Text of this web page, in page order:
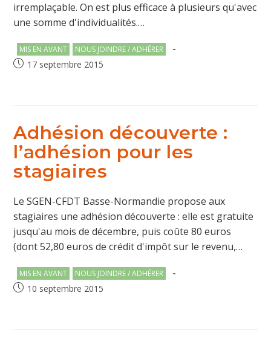
irremplaçable. On est plus efficace à plusieurs qu'avec
une somme d'individualités.…
Post
category:
MIS EN AVANT NOUS JOINDRE / ADHÉRER
Publication
17 septembre 2015
Adhésion découverte :
l’adhésion pour les
stagiaires
Le SGEN-CFDT Basse-Normandie propose aux
stagiaires une adhésion découverte : elle est gratuite
jusqu'au mois de décembre, puis coûte 80 euros
(dont 52,80 euros de crédit d'impôt sur le revenu,…
Post
category:
MIS EN AVANT NOUS JOINDRE / ADHÉRER
Publication
10 septembre 2015